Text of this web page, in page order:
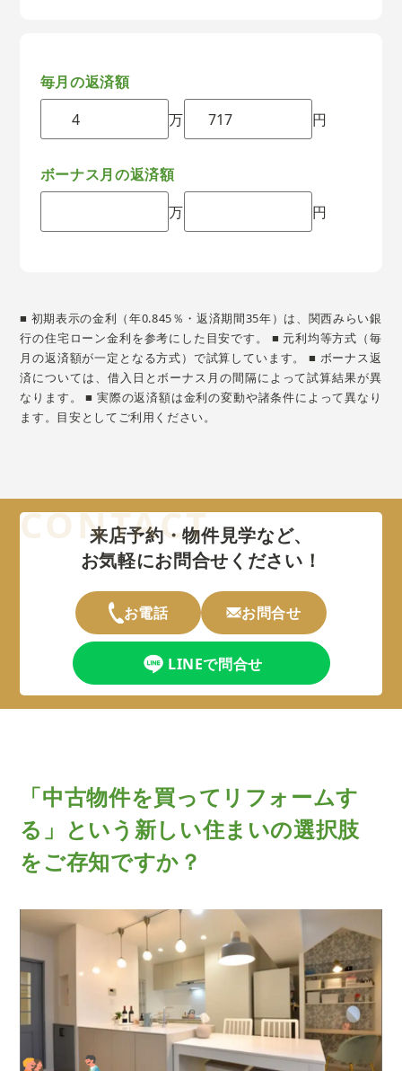
毎月の返済額
万
円
ボーナス月の返済額
万
円
■ 初期表示の金利（年0.845％・返済期間35年）は、関西みらい銀
行の住宅ローン金利を参考にした目安です。 ■ 元利均等方式（毎
月の返済額が一定となる方式）で試算しています。 ■ ボーナス返
済については、借入日とボーナス月の間隔によって試算結果が異
なります。 ■ 実際の返済額は金利の変動や諸条件によって異なり
ます。目安としてご利用ください。
来店予約・物件見学など、
お気軽にお問合せください！
お電話 お問合せ
LINEで問合せ
「中古物件を買ってリフォームす
る」という 新しい住まいの選択肢
をご存知ですか？